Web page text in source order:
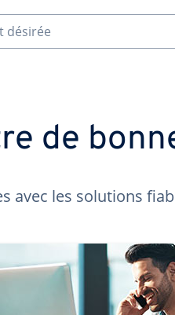
désirée
de
avec les solutions